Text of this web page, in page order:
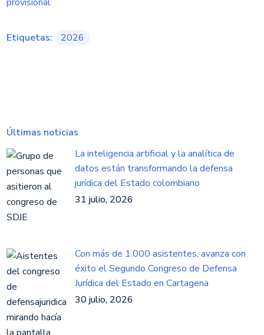
Etiquetas: 2026
Últimas noticias
La inteligencia artificial y la analítica de
datos están transformando la defensa
jurídica del Estado colombiano
31 julio, 2026
Con más de 1.000 asistentes, avanza con
éxito el Segundo Congreso de Defensa
Jurídica del Estado en Cartagena
30 julio, 2026